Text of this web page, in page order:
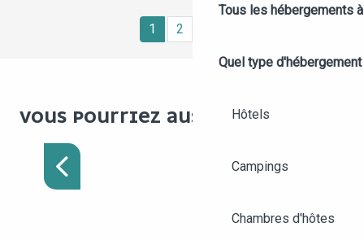
Tous les hébergements
Quel type d'hébergement
Hôtels
Campings
Chambres d'hôtes
1 2
VOUS POURRIEZ AUSSI AIMER :
RESTAURANTS OUVERTS
LE DIMANCHE SOIR